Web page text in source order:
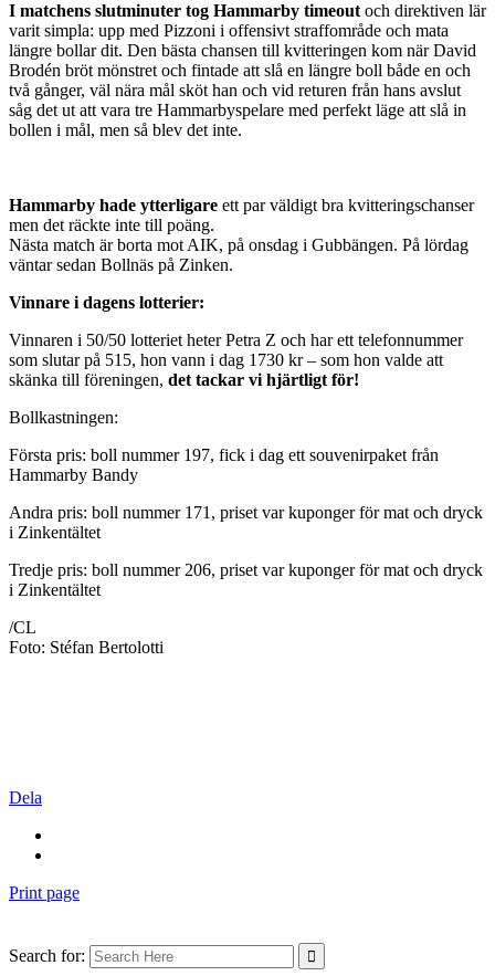
I matchens slutminuter tog Hammarby timeout och direktiven lär
varit simpla: upp med Pizzoni i offensivt straffområde och mata
längre bollar dit. Den bästa chansen till kvitteringen kom när David
Brodén bröt mönstret och fintade att slå en längre boll både en och
två gånger, väl nära mål sköt han och vid returen från hans avslut
såg det ut att vara tre Hammarbyspelare med perfekt läge att slå in
bollen i mål, men så blev det inte.
Hammarby hade ytterligare ett par väldigt bra kvitteringschanser
men det räckte inte till poäng.
Nästa match är borta mot AIK, på onsdag i Gubbängen. På lördag
väntar sedan Bollnäs på Zinken.
Vinnare i dagens lotterier:
Vinnaren i 50/50 lotteriet heter Petra Z och har ett telefonnummer
som slutar på 515, hon vann i dag 1730 kr – som hon valde att
skänka till föreningen, det tackar vi hjärtligt för!
Bollkastningen:
Första pris: boll nummer 197, fick i dag ett souvenirpaket från
Hammarby Bandy
Andra pris: boll nummer 171, priset var kuponger för mat och dryck
i Zinkentältet
Tredje pris: boll nummer 206, priset var kuponger för mat och dryck
i Zinkentältet
/CL
Foto: Stéfan Bertolotti
Dela
Print page
Search for: